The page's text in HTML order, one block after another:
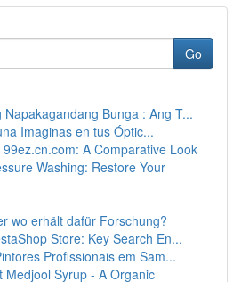
Go
Napakagandang Bunga : Ang T...
Imaginas en tus Óptic...
A Comparative Look
Washing: Restore Your
wo erhält dafür Forschung?
Store: Key Search En...
Profissionais em Sam...
Medjool Syrup - A Organic